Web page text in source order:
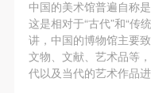
中国的美术馆普遍自称
这是相对于“古代”和“传
讲，中国的博物馆主要
文物、文献、艺术品等
代以及当代的艺术作品进
它数字媒体形式公开
源总库》《中央美术
术馆资料库》等相关
它数字媒体形式公开
源总库》《中央美术
术馆资料库》等相关
它数字媒体形式公开
源总库》《中央美术
术馆资料库》等相关